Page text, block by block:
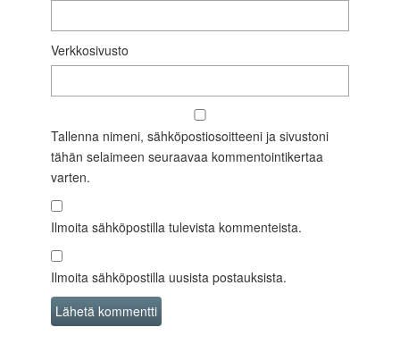
Verkkosivusto
Tallenna nimeni, sähköpostiosoitteeni ja sivustoni
tähän selaimeen seuraavaa kommentointikertaa
varten.
Ilmoita sähköpostilla tulevista kommenteista.
Ilmoita sähköpostilla uusista postauksista.